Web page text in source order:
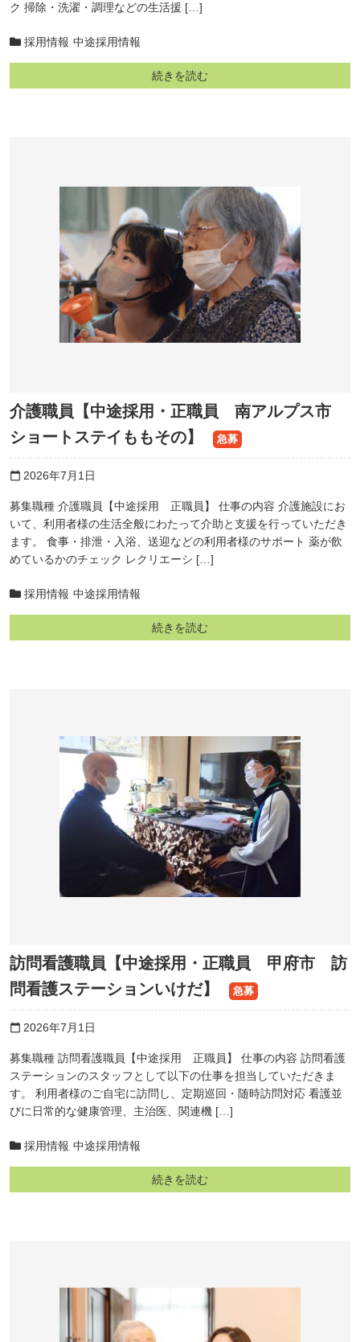
ク 掃除・洗濯・調理などの生活援 […]
採用情報 中途採用情報
続きを読む
介護職員【中途採用・正職員 南アルプス市
ショートステイももその】
急募
calendar_today 2026年7月1日
募集職種 介護職員【中途採用 正職員】 仕事の内容 介護施設にお
いて、利用者様の生活全般にわたって介助と支援を行っていただき
ます。 食事・排泄・入浴、送迎などの利用者様のサポート 薬が飲
めているかのチェック レクリエーシ […]
採用情報 中途採用情報
続きを読む
訪問看護職員【中途採用・正職員 甲府市 訪
問看護ステーションいけだ】
急募
calendar_today 2026年7月1日
募集職種 訪問看護職員【中途採用 正職員】 仕事の内容 訪問看護
ステーションのスタッフとして以下の仕事を担当していただきま
す。 利用者様のご自宅に訪問し、定期巡回・随時訪問対応 看護並
びに日常的な健康管理、主治医、関連機 […]
採用情報 中途採用情報
続きを読む